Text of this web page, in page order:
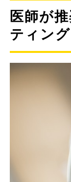
医師が
ティン